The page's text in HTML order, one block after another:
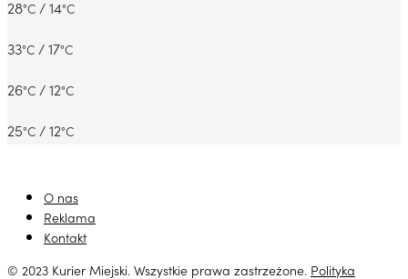
28°C / 14°C
33°C / 17°C
26°C / 12°C
25°C / 12°C
O nas
Reklama
Kontakt
© 2023 Kurier Miejski. Wszystkie prawa zastrzeżone. Polityka